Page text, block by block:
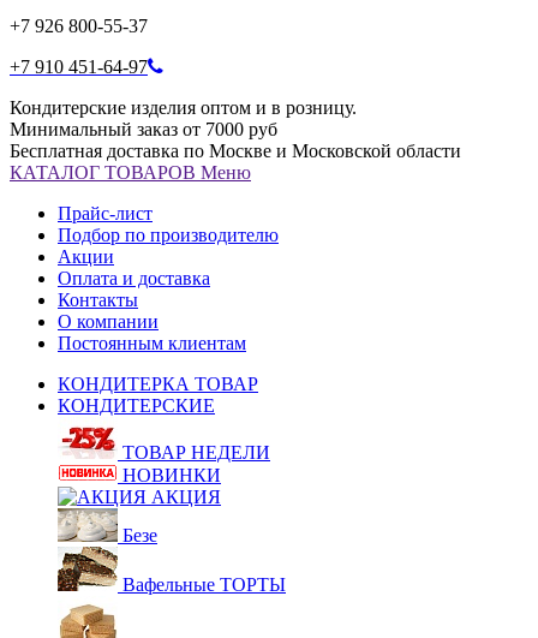
+7 926 800-55-37
+7 910 451-64-97
Кондитерские изделия оптом и в розницу.
Минимальный заказ от 7000 руб
Бесплатная доставка по Москве и Московской области
КАТАЛОГ ТОВАРОВ Меню
Прайс-лист
Подбор по производителю
Акции
Оплата и доставка
Контакты
О компании
Постоянным клиентам
КОНДИТЕРКА ТОВАР
КОНДИТЕРСКИЕ
ТОВАР НЕДЕЛИ
НОВИНКИ
АКЦИЯ
Безе
Вафельные ТОРТЫ